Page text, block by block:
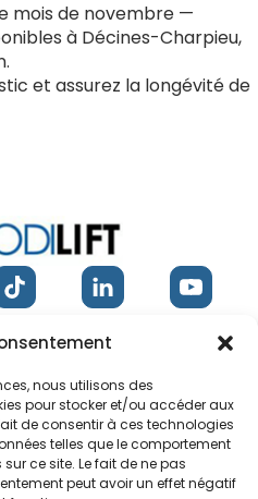
nous utilisons des
pour stocker et/ou accéder aux
de consentir à ces technologies
telles que le comportement
ce site. Le fait de ne pas
peut avoir un effet négatif
mois de novembre —
à Décines-Charpieu,
et assurez la longévité de
Charpieu